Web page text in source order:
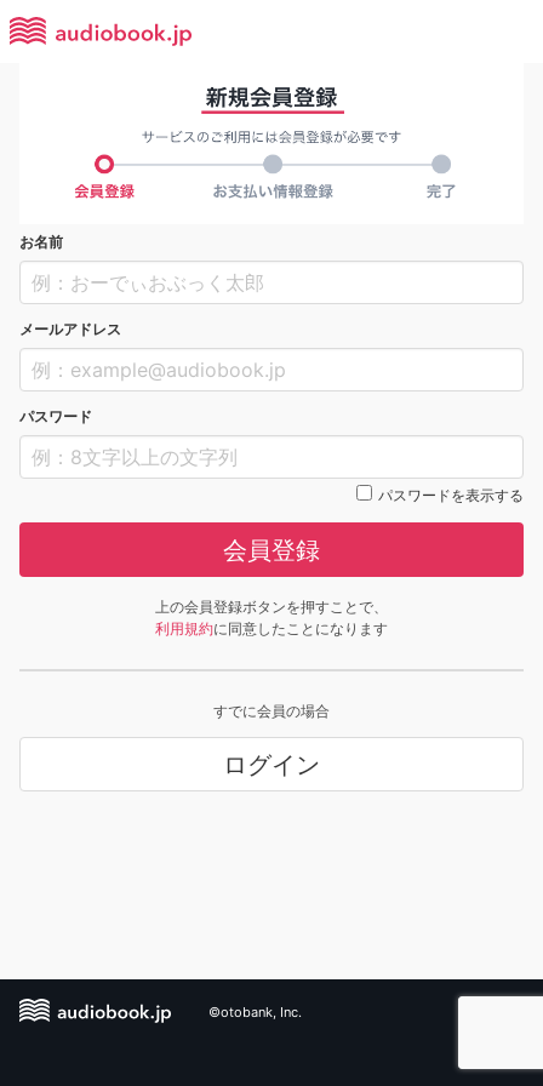
お名前
メールアドレス
パスワード
パスワードを表示する
会員登録
上の会員登録ボタンを押すことで、
利用規約に同意したことになります
すでに会員の場合
ログイン
©otobank, Inc.